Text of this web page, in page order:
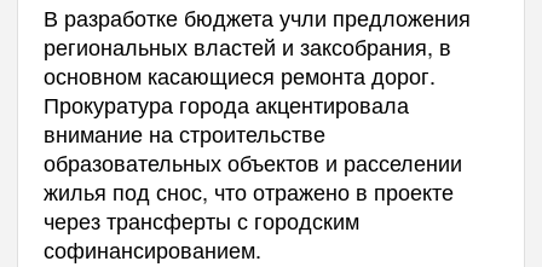
В разработке бюджета учли предложения
региональных властей и заксобрания, в
основном касающиеся ремонта дорог.
Прокуратура города акцентировала
внимание на строительстве
образовательных объектов и расселении
жилья под снос, что отражено в проекте
через трансферты с городским
софинансированием.